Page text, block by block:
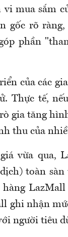
mua sắm
gốc rõ
phần
của các
Thực tế,
gia tăng
thu của
vừa qua,
toàn sàn
hàng
ghi nhận
người tiêu